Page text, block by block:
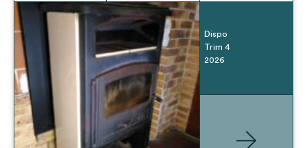
Dispo
Trim 4
2026